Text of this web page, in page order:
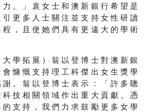
。 」 袁 女 士 和 澳 新 銀 行 希 望 是
更 多 人 士 關 注 並 支 持 女 性 研 讀
程 ， 且 使 她 們 具 有 更 遠 大 的 學 術
學 拓 展 ） 翁 以 登 博 士 對 澳 新 銀
慷 慨 支 持 理 工 科 傑 出 女 生 獎 學
。 翁 以 登 博 士 表 示 ： 「 許 多 聰
技 相 關 領 域 作 出 重 大 貢 獻 。 憑
支 持 ， 我 們 力 求 鼓 勵 更 多 女 學